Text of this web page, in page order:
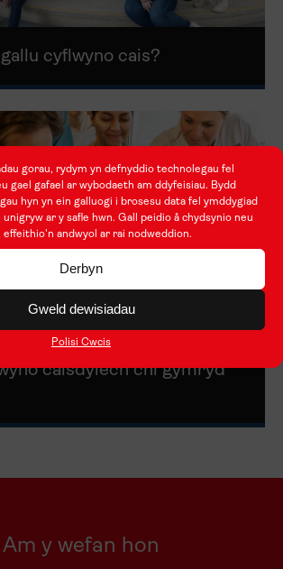
gorau, rydym yn defnyddio technolegau fel
gael gafael ar wybodaeth am ddyfeisiau. Bydd
hyn yn ein galluogi i brosesu data fel ymddygiad
ar y safle hwn. Gall peidio â chydsynio neu
effeithio'n andwyol ar rai nodweddion.
Derbyn
Gweld dewisiadau
Polisi Cwcis
gallu cyflwyno cais?
caisdylech chi gymryd
Am y wefan hon